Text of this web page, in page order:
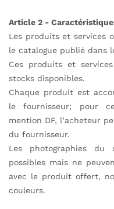
Article 2 -
Les produits et services
le catalogue publié dans
Ces produits et
stocks disponibles.
Chaque produit est
le fournisseur; pour
mention DF, l’acheteur
du fournisseur.
Les photographies du
possibles mais ne
avec le produit offert,
couleurs.